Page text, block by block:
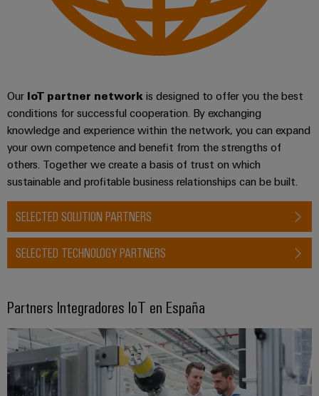
industria
marítima
Excelencia
operativa
en
energía
eólica
Energía
fotovoltaica
la
energía
solar
para
eficiencia
de
los
recursos
Energía
Building
Workplace
Sistemas
y
soluciones
Automatización
descentralizada
Automatización
industrial
Industrial
Industrial
IoT
Industrial
de
asistencia
Distribution
Electrónica
Relés
y
relés
de
estado
sólido
convertidores
de
medida
Soporte
medioambiental
de
los
productos
PSIRT
Datos
de
ingeniería
técnicos
de
producto
Reparaciones
Prensa
News
Notas
de
prensa
Nuestros
partners
Distribución
de
partners
de
Our IoT partner network is designed to offer you the best
conditions for successful cooperation. By exchanging
knowledge and experience within the network, you can expand
your own competence and benefit from the strengths of
others. Together we create a basis of trust on which
sustainable and profitable business relationships can be built.
SELECTED SOLUTION PARTNERS
SELECTED TECHNOLOGY PARTNERS
Partners Integradores IoT en España